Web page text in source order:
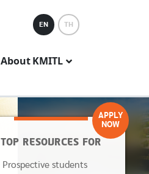
EN TH
About KMITL
APPLY
NOW
TOP RESOURCES FOR
Prospective students